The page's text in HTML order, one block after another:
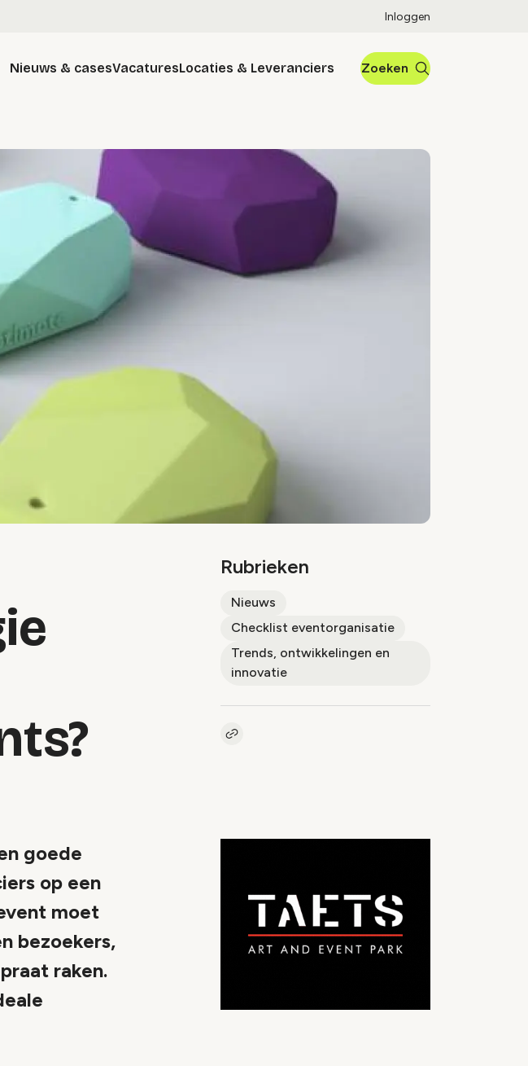
Inloggen
Nieuws & casesVacaturesLocaties & Leveranciers Zoeken
Rubrieken
Nieuws
Checklist eventorganisatie
Trends, ontwikkelingen en
innovatie
Kopieer link naar artikel
goede
op een
moet
bezoekers,
raken.